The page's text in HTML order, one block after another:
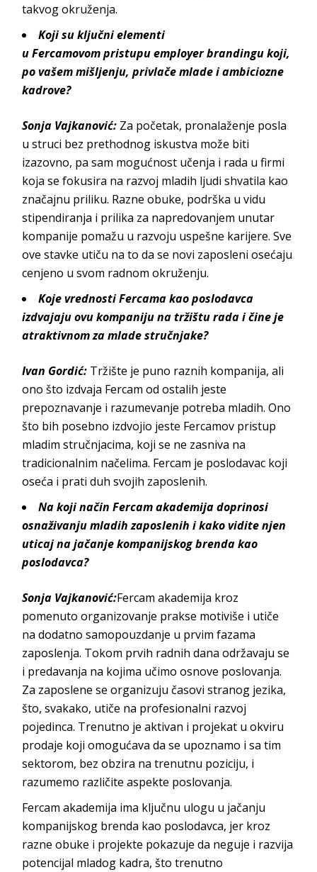
takvogokruženja.
Koji su ključni elementi
uFercamovompristupuemployer brandingukoji,
po vašem mišljenju, privlače mlade i ambiciozne
kadrove?
Sonja Vajkanović: Za početak, pronalaženje posla
u struci bez prethodnog iskustva može biti
izazovno, pa sam mogućnost učenja i rada u firmi
koja se fokusira na razvoj mladih ljudi shvatila kao
značajnu priliku. Razne obuke, podrška u vidu
stipendiranja i prilika za napredovanjem unutar
kompanije pomažu u razvoju uspešne karijere. Sve
ove stavke utiču na to da se novi zaposleni osećaju
cenjeno u svom radnomokruženju.
Koje vrednostiFercamakao poslodavca
izdvajaju ovu kompaniju na tržištu rada i čine je
atraktivnom za mlade stručnjake?
Ivan Gordić: Tržište je puno raznih kompanija, ali
ono što izdvaja Fercam od ostalih jeste
prepoznavanje i razumevanje potreba mladih. Ono
što bih posebno izdvojio jeste Fercamov pristup
mladim stručnjacima, koji se ne zasniva na
tradicionalnim načelima. Fercam je poslodavac koji
oseća i prati duh svojih zaposlenih.
Na koji načinFercam akademijadoprinosi
osnaživanju mladih zaposlenih i kako vidite njen
uticaj na jačanje kompanijskog brenda kao
poslodavca?
Sonja Vajkanović:Fercam akademija kroz
pomenuto organizovanje prakse motiviše i utiče
na dodatno samopouzdanje u prvim fazama
zaposlenja. Tokom prvih radnih dana održavaju se
i predavanja na kojima učimo osnove poslovanja.
Za zaposlene se organizuju časovi stranog jezika,
što, svakako, utiče na profesionalni razvoj
pojedinca. Trenutno je aktivan i projekat u okviru
prodaje koji omogućava da se upoznamo i sa tim
sektorom, bez obzira na trenutnu poziciju, i
razumemo različite aspekte poslovanja.
Fercam akademija ima ključnu ulogu u jačanju
kompanijskog brenda kao poslodavca, jer kroz
razne obuke i projekte pokazuje da neguje i razvija
potencijal mladog kadra, što trenutno